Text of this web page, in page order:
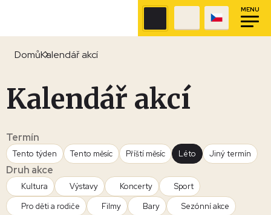
MENU
DomůKalendář akcí
Kalendář akcí
Termín
Tento týden Tento měsíc Příští měsíc Léto Jiný termín
Druh akce
Kultura Výstavy Koncerty
Sport
Pro děti a rodiče
Filmy Bary
Sezónní akce